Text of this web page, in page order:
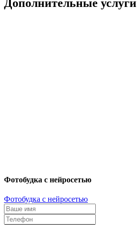
Дополнительные услуги
Фотобудка с нейросетью
Фотобудка с нейросетью